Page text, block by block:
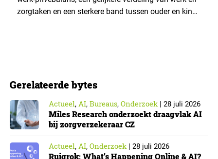
zorgtaken en een sterkere band tussen ouder en kind.
Gerelateerde bytes
Actueel, AI, Bureaus, Onderzoek| 28 juli 2026
Miles Research onderzoekt draagvlak AI
bij zorgverzekeraar CZ
Actueel, AI, Onderzoek| 28 juli 2026
Ruigrok: What’s Happening Online & AI?